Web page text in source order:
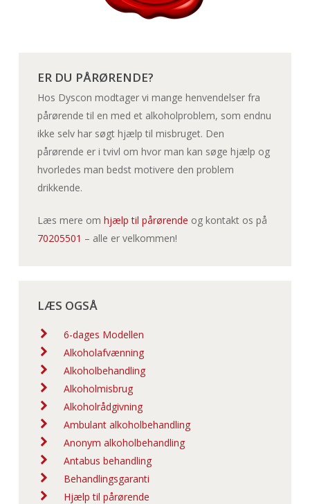
ER DU PÅRØRENDE?
Hos Dyscon modtager vi mange henvendelser fra
pårørende til en med et alkoholproblem, som endnu
ikke selv har søgt hjælp til misbruget. Den
pårørende er i tvivl om hvor man kan søge hjælp og
hvorledes man bedst motivere den problem
drikkende.
Læs mere om hjælp til pårørende og kontakt os på
70205501 – alle er velkommen!
LÆS OGSÅ
6-dages Modellen
Alkoholafvænning
Alkoholbehandling
Alkoholmisbrug
Alkoholrådgivning
Ambulant alkoholbehandling
Anonym alkoholbehandling
Antabus behandling
Behandlingsgaranti
Hjælp til pårørende